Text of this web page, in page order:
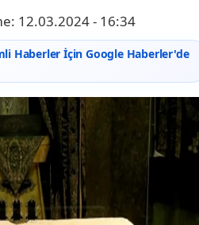
12.03.2024 - 16:34
Haberler İçin Google Haberler'de